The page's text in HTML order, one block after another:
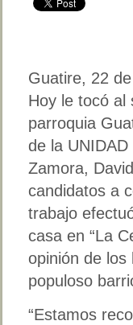
Guatire, 22
Hoy le tocó al
parroquia
de la
Zamora,
candidatos a
trabajo
casa en “La
opinión de los
populoso
“Estamos